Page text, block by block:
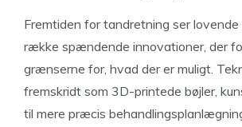
Fremtiden for tandretning ser lovende
række spændende innovationer, der
grænserne for, hvad der er muligt.
fremskridt som 3D-printede bøjler,
til mere præcis